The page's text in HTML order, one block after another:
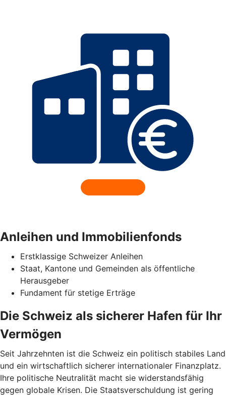
Anleihen und Immobilienfonds
Erstklassige Schweizer Anleihen
Staat, Kantone und Gemeinden als öffentliche
Herausgeber
Fundament für stetige Erträge
Die Schweiz als sicherer Hafen für Ihr
Vermögen
Seit Jahrzehnten ist die Schweiz ein politisch stabiles Land
und ein wirtschaftlich sicherer internationaler Finanzplatz.
Ihre politische Neutralität macht sie widerstandsfähig
gegen globale Krisen. Die Staatsverschuldung ist gering